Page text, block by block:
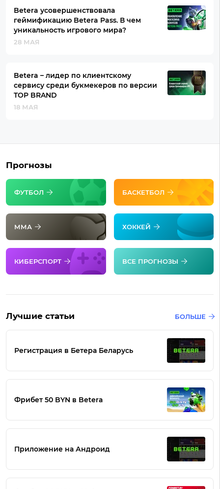
Betera усовершенствовала
геймификацию Betera Pass. В чем
уникальность игрового мира?
28 МАЯ
Betera – лидер по клиентскому
сервису среди букмекеров по версии
TOP BRAND
18 МАЯ
Прогнозы
ФУТБОЛ БАСКЕТБОЛ
ММА ХОККЕЙ
КИБЕРСПОРТ ВСЕ ПРОГНОЗЫ
Лучшие статьи БОЛЬШЕ
Регистрация в Бетера Беларусь
Фрибет 50 BYN в Betera
Приложение на Андроид